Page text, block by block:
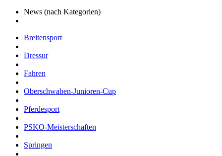
News (nach Kategorien)
Breitensport
Dressur
Fahren
Oberschwaben-Junioren-Cup
Pferdesport
PSKO-Meisterschaften
Springen